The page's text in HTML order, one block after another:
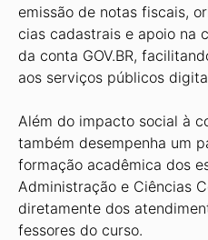
emissão de notas fiscais,
cias cadastrais e apoio na
da conta GOV.BR,
aos serviços públicos
Além do impacto social à
também de­sempenha um
formação acadêmica dos
Administração e Ciências
diretamente dos
fessores do curso.